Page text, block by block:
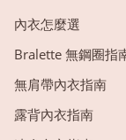
內衣怎麼選
Bralette 無鋼圈指
無肩帶內衣指南
露背內衣指南